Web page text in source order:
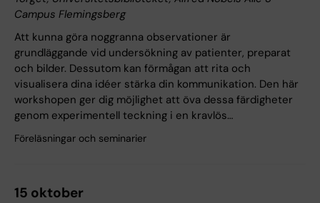
Campus Flemingsberg
Att kunna göra noggranna observationer är
grundläggande vid undersökning av patienter, preparat
och bilder. Dessutom kan förmågan att rita och
visualisera dina idéer stärka din kommunikation. Den här
workshopen ger dig möjlighet att öva dessa färdigheter
genom experimentell teckning i en kravlös…
Föreläsningar och seminarier
15 oktober